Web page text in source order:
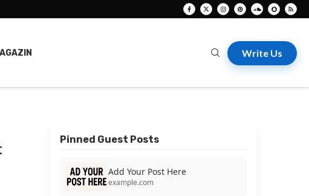
Write Us
Pinned Guest Posts
Add Your Post Here
example.com